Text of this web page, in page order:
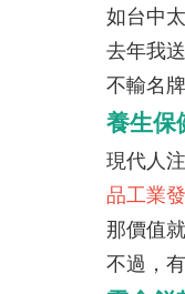
如台中
去年我
不輸名
養生保
現代人
品工業
那價值就
不過，